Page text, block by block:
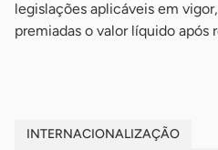
legislações aplicáveis em
premiadas o valor líquido após
INTERNACIONALIZAÇÃO